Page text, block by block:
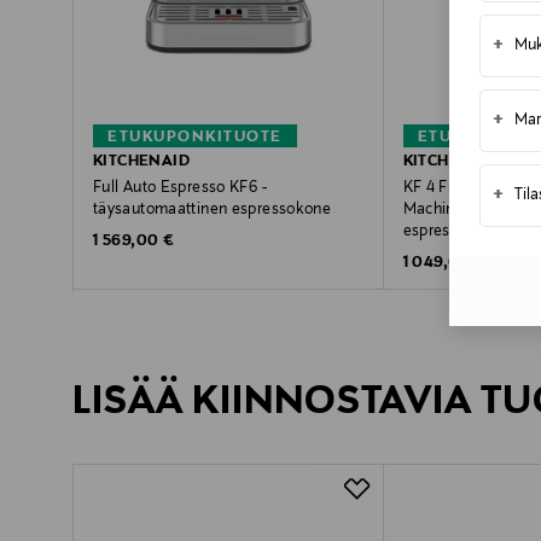
+
+
+
ETUKUPONKITUOTE
KITCHENAID
Full Auto Espresso KF6 -
täysautomaattinen espressokone
Original Price
1 569,00 €
KITCHENAID
KF 4 Fully
Machine with Iced
espressokone
Original Price
1 049,00 €
LISÄÄ KIINNOSTAVIA